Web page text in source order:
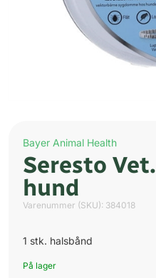
Bayer Animal Health
Seresto
hund
Varenummer (SKU): 384018
1 stk. halsbånd
På lager